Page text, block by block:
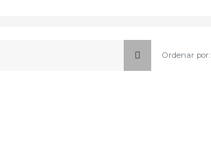
Ordenar por: